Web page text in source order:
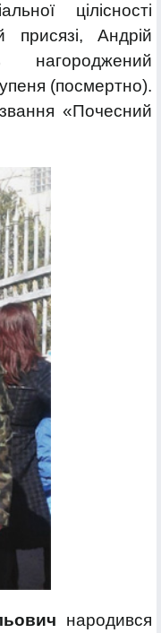
цілісності
присязі, Андрій
нагороджений
(посмертно).
«Почесний
народився